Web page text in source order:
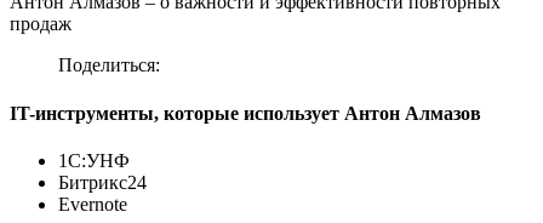
продаж
Поделиться:
IT-инструменты, которые использует Антон Алмазов
1С:УНФ
Битрикс24
Evernote